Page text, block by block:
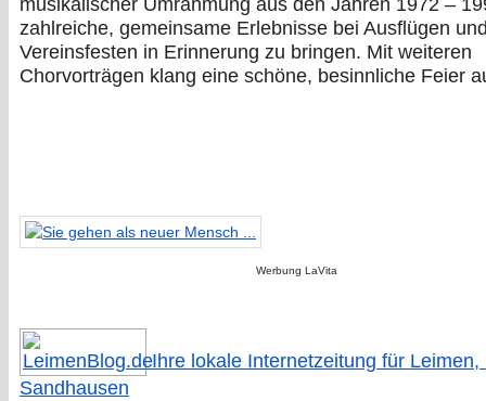
musikalischer Umrahmung aus den Jahren 1972 –
zahlreiche, gemeinsame Erlebnisse bei Ausflügen
Vereinsfesten in Erinnerung zu bringen. Mit weiteren
Chorvorträgen klang eine schöne, besinnliche Feier
Werbung LaVita
Ihre lokale Internetzeitung für Leimen,
Sandhausen